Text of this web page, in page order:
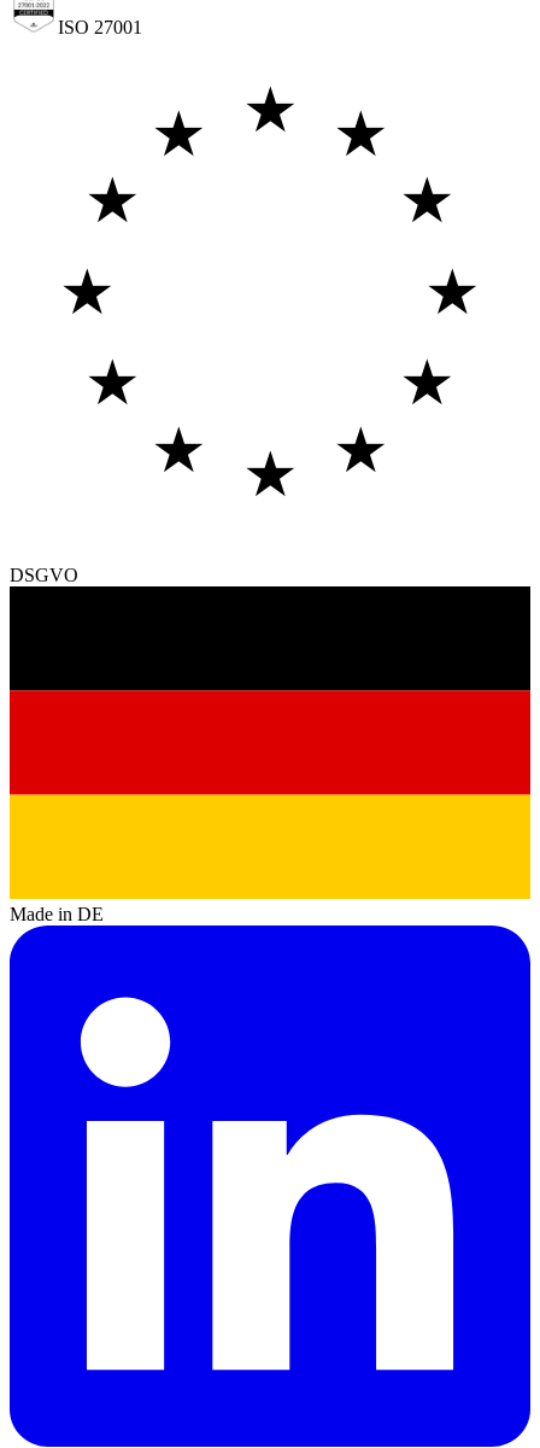
ISO 27001
★ ★
★
★
★
★
★
★
★
★
★
★
DSGVO
Made in DE